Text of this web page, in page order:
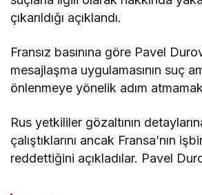
çıkarıldığı açıklandı.
Fransız basınına göre Pavel
mesajlaşma uygulamasının suç
önlenmeye yönelik adım
Rus yetkililer gözaltının
çalıştıklarını ancak Fransa’nın
reddettiğini açıkladılar. Pavel